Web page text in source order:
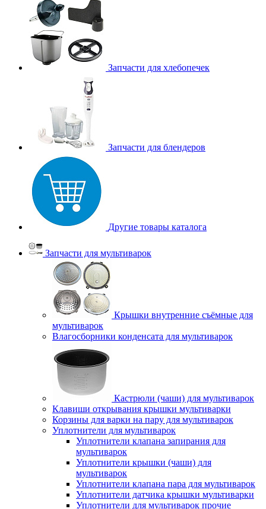
Запчасти для хлебопечек
Запчасти для блендеров
Другие товары каталога
Запчасти для мультиварок
Крышки внутренние съёмные для
мультиварок
Влагосборники конденсата для мультиварок
Кастрюли (чаши) для мультиварок
Клавиши открывания крышки мультиварки
Корзины для варки на пару для мультиварок
Уплотнители для мультиварок
Уплотнители клапана запирания для
мультиварок
Уплотнители крышки (чаши) для
мультиварок
Уплотнители клапана пара для мультиварок
Уплотнители датчика крышки мультиварки
Уплотнители для мультиварок прочие